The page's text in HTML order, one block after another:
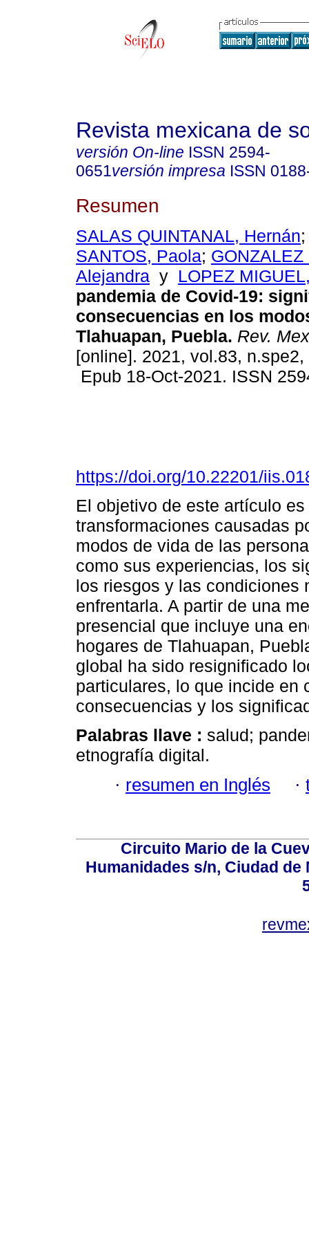
Revista mexicana de
versión On-line ISSN 2594-
0651versión impresa ISSN
Resumen
SALAS QUINTANAL, Hernán
SANTOS, Paola; GONZALEZ
Alejandra y LOPEZ
pandemia de Covid-19:
consecuencias en los
Tlahuapan, Puebla. Rev.
[online]. 2021, vol.83,
Epub 18-Oct-2021. ISSN
https://doi.org/10.22201/
El objetivo de este artículo
transformaciones causadas
modos de vida de las
como sus experiencias, los
los riesgos y las condiciones
enfrentarla. A partir de una
presencial que incluye una
hogares de Tlahuapan,
global ha sido resignificado
particulares, lo que incide en
consecuencias y los
Palabras llave : salud;
etnografía digital.
· resumen en Inglés ·
Circuito Mario de la
Humanidades s/n, Ciudad de